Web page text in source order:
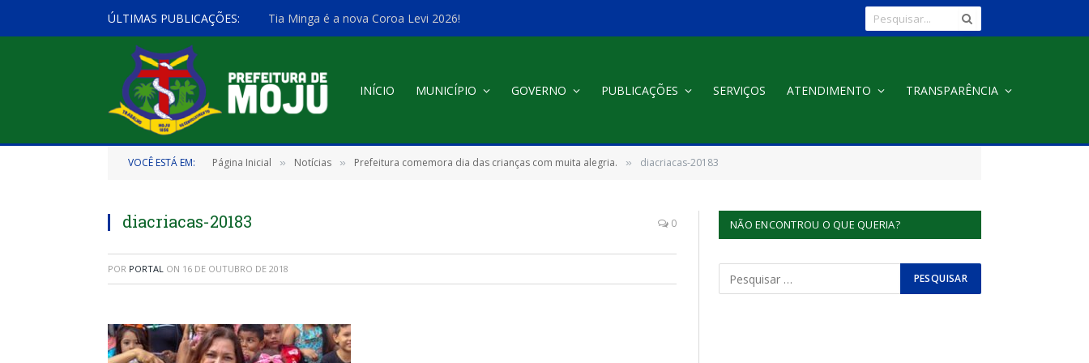
ÚLTIMAS PUBLICAÇÕES: Tia Minga é a nova Coroa Levi 2026!
INÍCIO MUNICÍPIO GOVERNO PUBLICAÇÕES SERVIÇOS ATENDIMENTO TRANSPARÊNCIA
VOCÊ ESTÁ EM: Página Inicial » Notícias » Prefeitura comemora dia das crianças com muita alegria. » diacriacas-20183
diacriacas-20183 0
POR PORTAL ON 16 DE OUTUBRO DE 2018
NÃO ENCONTROU O QUE QUERIA?